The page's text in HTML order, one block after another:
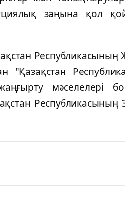
заңына қол
Республикасының
"Қазақстан
мәселелері
Республикасының